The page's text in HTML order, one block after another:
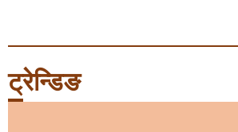
ट्रेन्डिङ